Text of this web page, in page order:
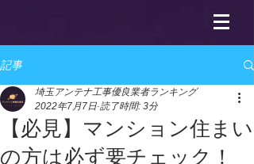
記事
【必見】マンション住まい
の方は必ず要チェック！
埼玉アンテナ工事優良業者ランキング
2022年7月7日 読了時間: 3分